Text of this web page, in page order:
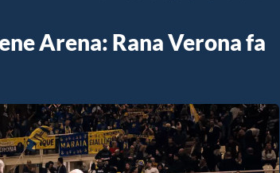
Arena: Rana Verona fa